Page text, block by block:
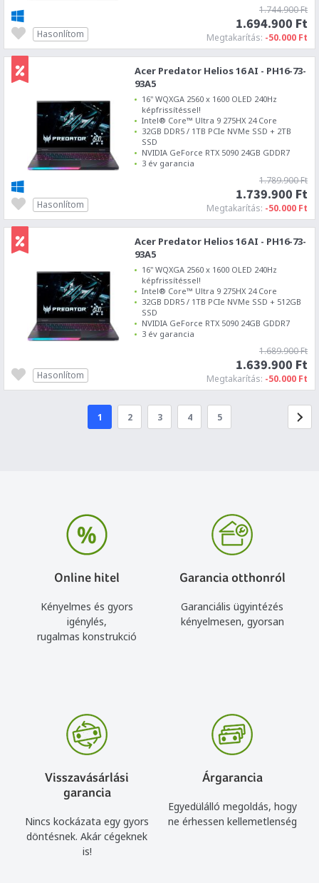
1.744.900 Ft
1.694.900 Ft
Megtakarítás: -50.000 Ft
Hasonlítom
Acer Predator Helios 16 AI - PH16-73-
93A5
16" WQXGA 2560 x 1600 OLED 240Hz
képfrissítéssel!
Intel® Core™ Ultra 9 275HX 24 Core
32GB DDR5 / 1TB PCIe NVMe SSD + 2TB
SSD
NVIDIA GeForce RTX 5090 24GB GDDR7
3 év garancia
1.789.900 Ft
1.739.900 Ft
Megtakarítás: -50.000 Ft
Hasonlítom
Acer Predator Helios 16 AI - PH16-73-
93A5
16" WQXGA 2560 x 1600 OLED 240Hz
képfrissítéssel!
Intel® Core™ Ultra 9 275HX 24 Core
32GB DDR5 / 1TB PCIe NVMe SSD + 512GB
SSD
NVIDIA GeForce RTX 5090 24GB GDDR7
3 év garancia
1.689.900 Ft
1.639.900 Ft
Megtakarítás: -50.000 Ft
Hasonlítom
1 2 3 4 5
Online hitel
Kényelmes és gyors
igénylés,
rugalmas konstrukció
Garancia otthonról
Garanciális ügyintézés
kényelmesen, gyorsan
Visszavásárlási
garancia
Nincs kockázata egy gyors
döntésnek. Akár cégeknek
is!
Árgarancia
Egyedülálló megoldás, hogy
ne érhessen kellemetlenség